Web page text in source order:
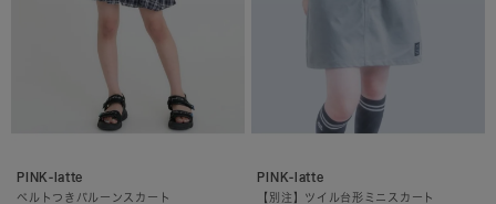
PINK-latte
ベルトつきバルーンスカート
PINK-latte
【別注】ツイル台形ミニスカート